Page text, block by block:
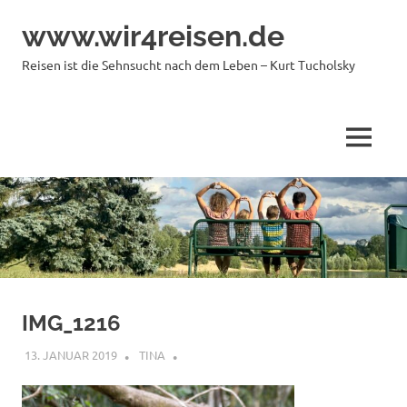
Inhaltwww.wir4reisen.de
Reisen ist die Sehnsucht nach dem Leben – Kurt Tucholsky
MENÜ
IMG_1216
13. JANUAR 2019 TINA